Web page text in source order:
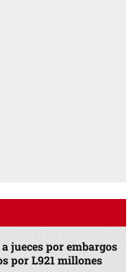
jueces por embargos
por L921 millones